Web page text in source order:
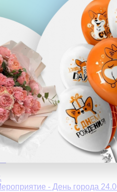
магазина "Aura of
г.
13.01.2024 г.
СПб 15.12.2023 г.
г.
сортов 16.10.2023 г.
клуб Зенит)
09.2023 г.
- День города